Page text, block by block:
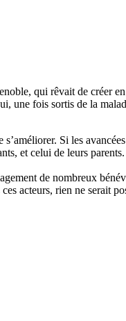
qui rêvait de créer en
une fois sortis de la
Si les
et celui de leurs
de nombreux
acteurs, rien ne serait